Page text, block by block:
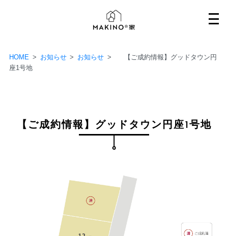
HOME > お知らせ > お知らせ >
【ご成約情報】グッドタウン円
座1号地
【ご成約情報】グッドタウン円座1号地